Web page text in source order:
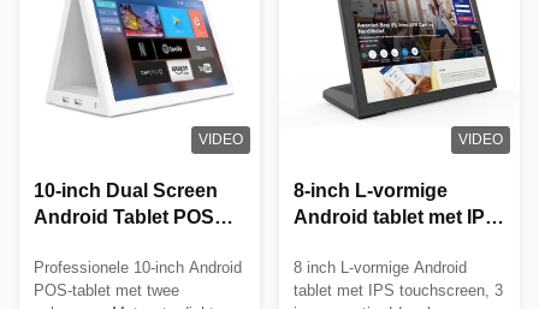
VIDEO
10-inch Dual Screen
Android Tablet POS
RK3288 Processor en
Waterdicht Ontwerp
Professionele 10-inch Android
POS-tablet met twee
VIDEO
8-inch L-vormige
Android tablet met IPS
Core RK3288 voor
commercieel gebruik
8 inch L-vormige Android
tablet met IPS touchscreen, 3